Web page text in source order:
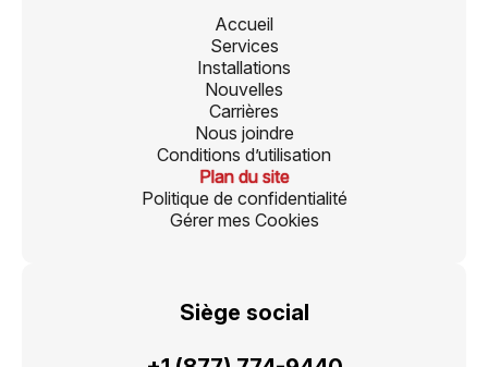
Accueil
Services
Installations
Nouvelles
Carrières
Nous joindre
Conditions d’utilisation
Plan du site
Politique de confidentialité
Gérer mes Cookies
Siège social